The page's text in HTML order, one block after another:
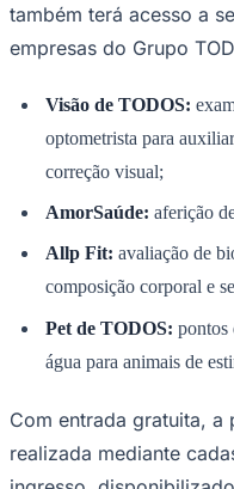
também terá acesso a
empresas do Grupo
Visão de TODOS:
optometrista para
correção visual;
AmorSaúde: aferição
Allp Fit: avaliação de
composição corporal e
Pet de TODOS: pontos
água para animais de
Com entrada gratuita, a
realizada mediante